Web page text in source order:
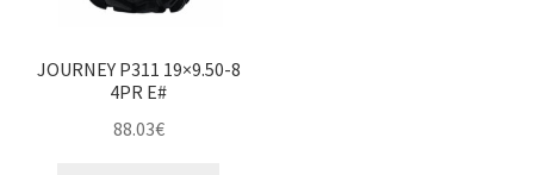
JOURNEY P311 19×9.50-8
4PR E#
88.03€